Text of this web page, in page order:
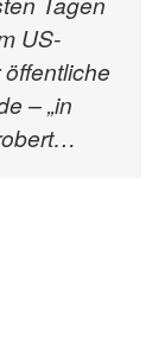
US-
– „in